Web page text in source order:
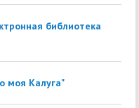
библиотека
моя Калуга"